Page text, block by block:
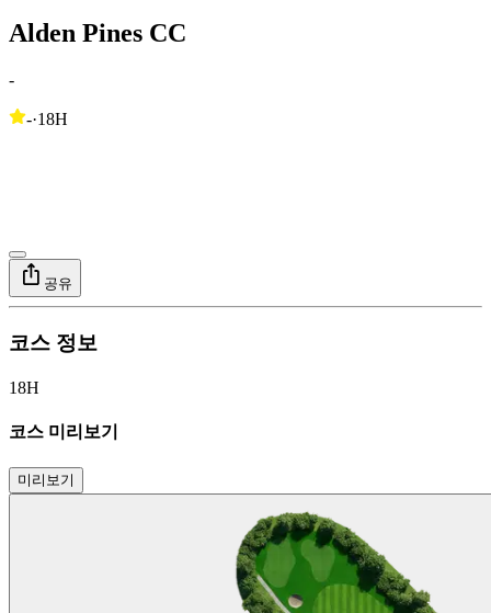
Alden Pines CC
-
-·18H
공유
코스 정보
18H
코스 미리보기
미리보기